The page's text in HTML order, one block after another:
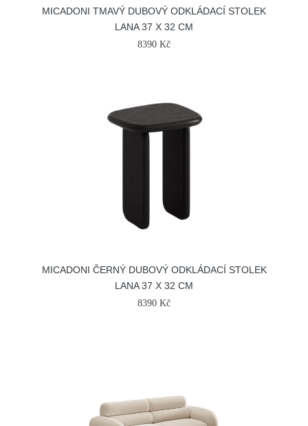
MICADONI TMAVÝ DUBOVÝ ODKLÁDACÍ STOLEK
LANA 37 X 32 CM
8390 Kč
MICADONI ČERNÝ DUBOVÝ ODKLÁDACÍ STOLEK
LANA 37 X 32 CM
8390 Kč